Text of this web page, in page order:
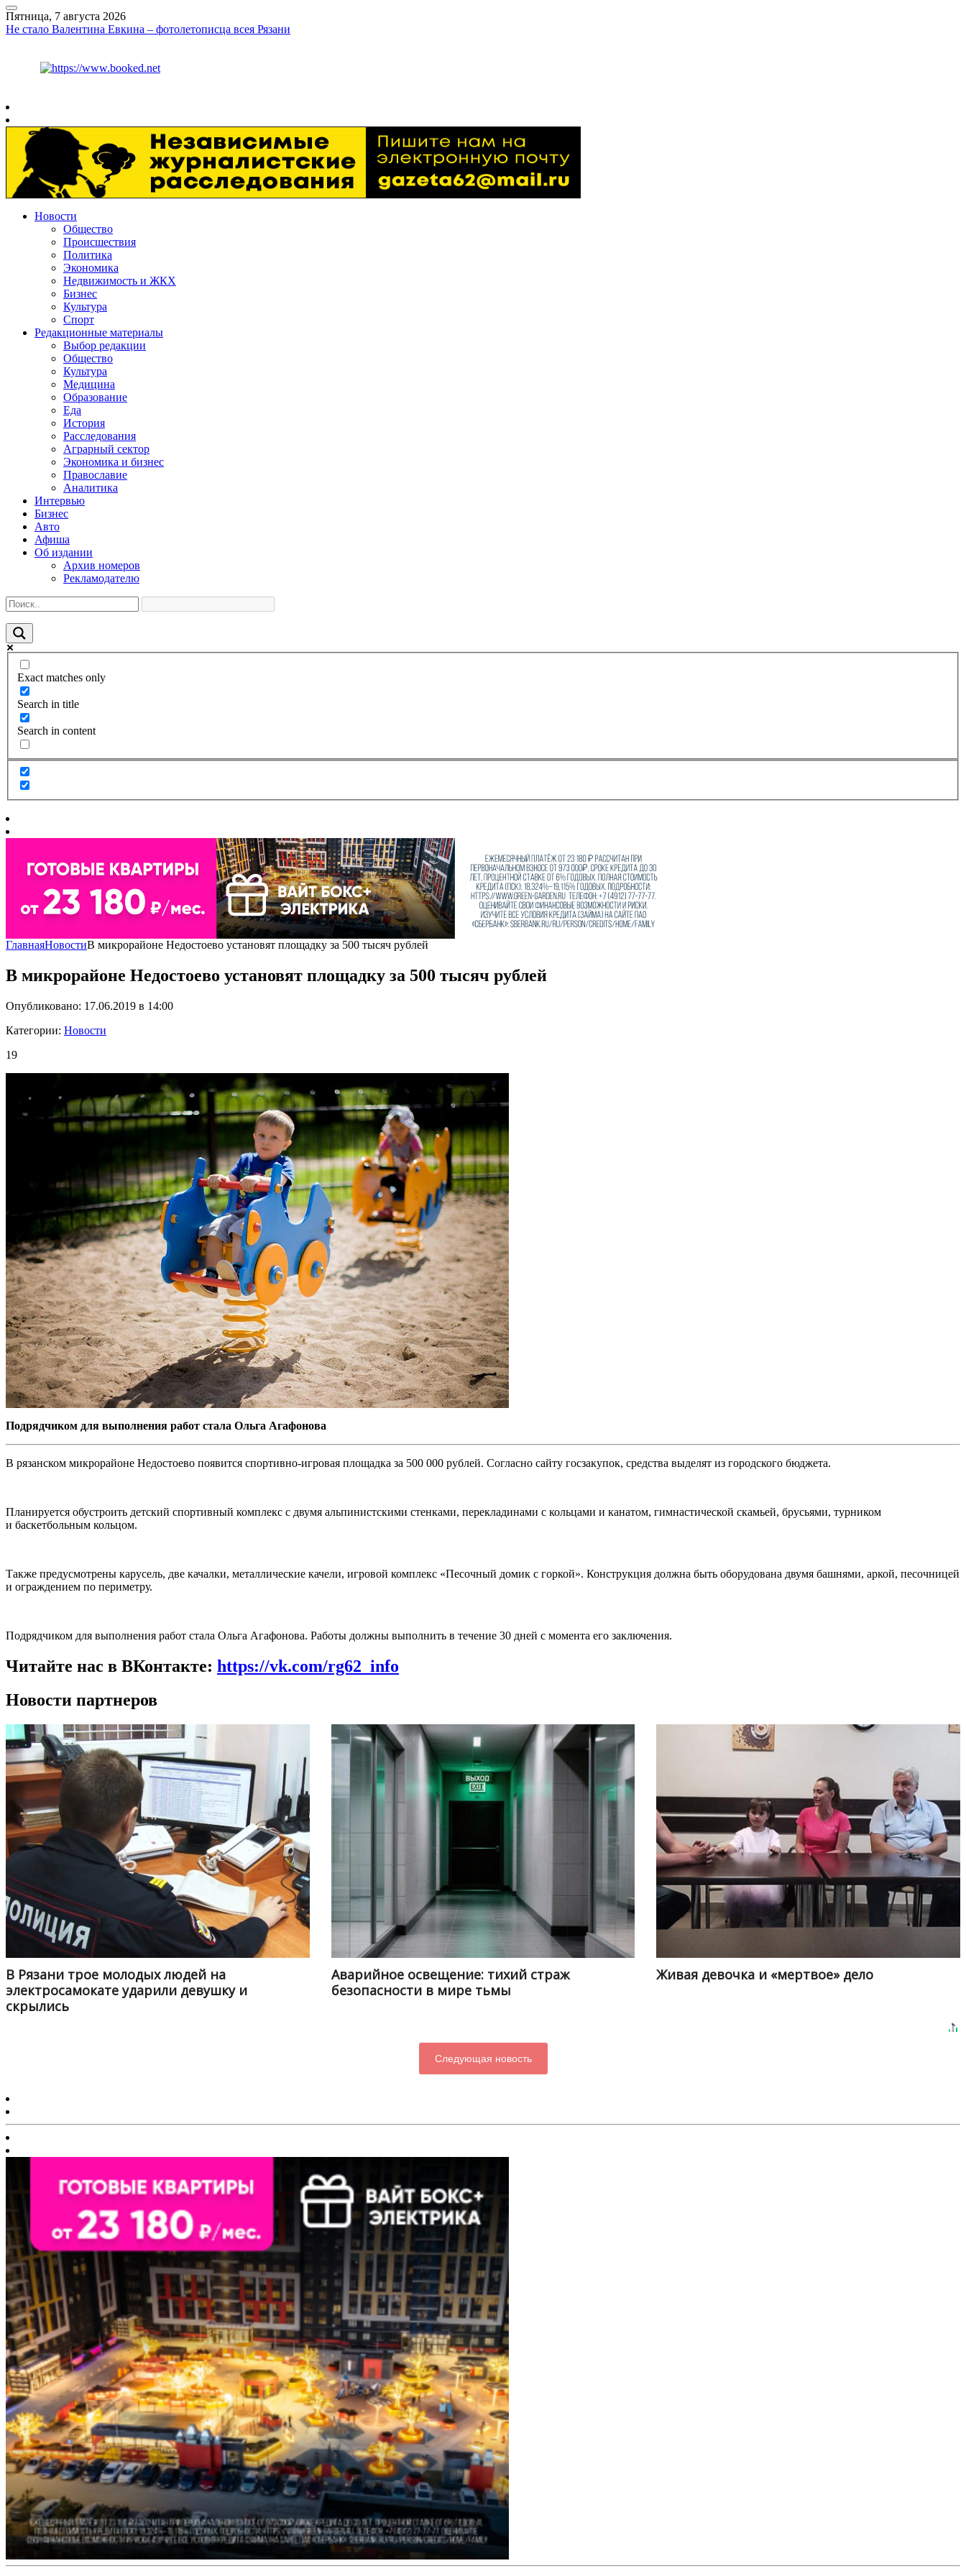
Пятница, 7 августа 2026
Не стало Валентина Евкина – фотолетописца всея Рязани
Новости
Общество
Происшествия
Политика
Экономика
Недвижимость и ЖКХ
Бизнес
Культура
Спорт
Редакционные материалы
Выбор редакции
Общество
Культура
Медицина
Образование
Еда
История
Расследования
Аграрный сектор
Экономика и бизнес
Православие
Аналитика
Интервью
Бизнес
Авто
Афиша
Об издании
Архив номеров
Рекламодателю
Exact matches only
Search in title
Search in content
ГлавнаяНовостиВ микрорайоне Недостоево установят площадку за 500 тысяч рублей
В микрорайоне Недостоево установят площадку за 500 тысяч рублей
Опубликовано: 17.06.2019 в 14:00
Категории: Новости
19
Подрядчиком для выполнения работ стала Ольга Агафонова
В рязанском микрорайоне Недостоево появится спортивно-игровая площадка за 500 000 рублей. Согласно сайту госзакупок, средства выделят из городского бюджета.
Планируется обустроить детский спортивный комплекс с двумя альпинистскими стенками, перекладинами с кольцами и канатом, гимнастической скамьей, брусьями, турником
и баскетбольным кольцом.
Также предусмотрены карусель, две качалки, металлические качели, игровой комплекс «Песочный домик с горкой». Конструкция должна быть оборудована двумя башнями, аркой, песочницей
и ограждением по периметру.
Подрядчиком для выполнения работ стала Ольга Агафонова. Работы должны выполнить в течение 30 дней с момента его заключения.
Читайте нас в ВКонтакте: https://vk.com/rg62_info
Новости партнеров
В Рязани трое молодых людей на
электросамокате ударили девушку и
скрылись
Аварийное освещение: тихий страж
безопасности в мире тьмы
Живая девочка и «мертвое» дело
Следующая новость